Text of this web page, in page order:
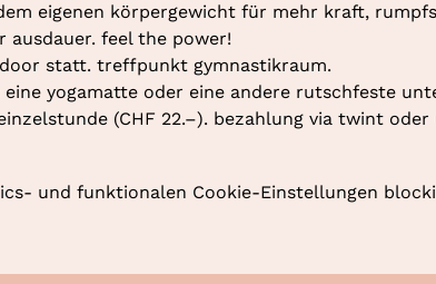
eigenen körpergewicht für mehr kraft,
feel the power!
statt. treffpunkt gymnastikraum.
yogamatte oder eine andere rutschfeste
(CHF 22.–). bezahlung via twint oder
und funktionalen Cookie-Einstellungen